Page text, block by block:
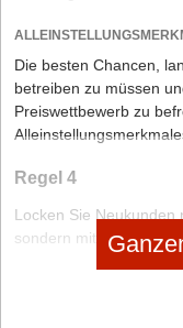
Die besten Chancen,
betreiben zu müssen
Preiswettbewerb zu
Regel 4
Locken Sie Neukunden
sondern mit einem